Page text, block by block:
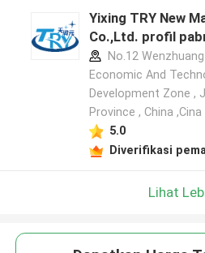
Yixing TRY New
Co.,Ltd. profil
No.12
Economic And
Development Zone ,
Province , China ,Cina
5.0
Diverifikasi
Lihat